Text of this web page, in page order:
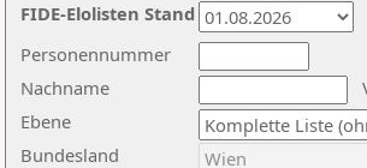
Nachname
Ebene
Personennummer
Bundesland
FIDE-Elolisten Stand